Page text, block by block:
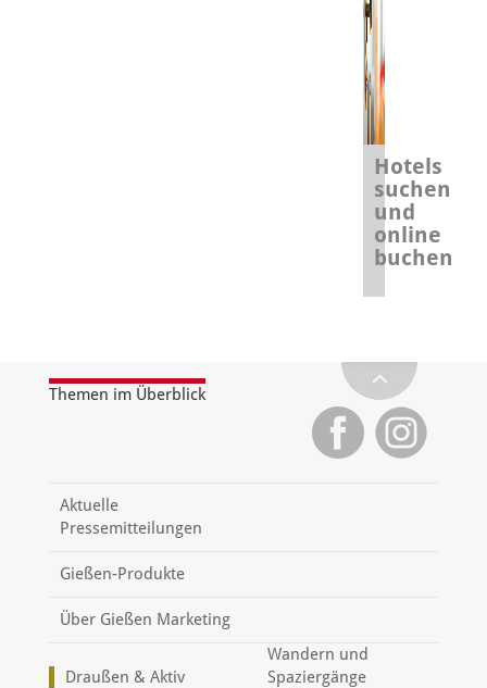
Hotels
suchen
und
online
buchen
Themen im Überblick
Aktuelle
Pressemitteilungen
Gießen-Produkte
Über Gießen Marketing
Draußen & Aktiv
Wandern und
Spaziergänge